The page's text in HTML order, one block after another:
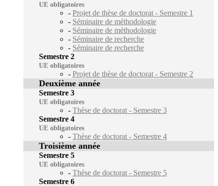
UE obligatoires
- Projet de thèse de doctorat - Semestre 1
- Séminaire de méthodologie
- Séminaire de méthodologie
- Séminaire de recherche
- Séminaire de recherche
Semestre 2
UE obligatoires
- Projet de thèse de doctorat - Semestre 2
Deuxième année
Semestre 3
UE obligatoires
- Thèse de doctorat - Semestre 3
Semestre 4
UE obligatoires
- Thèse de doctorat - Semestre 4
Troisième année
Semestre 5
UE obligatoires
- Thèse de doctorat - Semestre 5
Semestre 6